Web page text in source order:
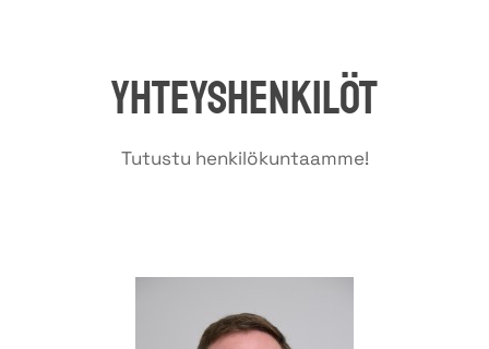
Yhteyshenkilöt
Tutustu henkilökuntaamme!